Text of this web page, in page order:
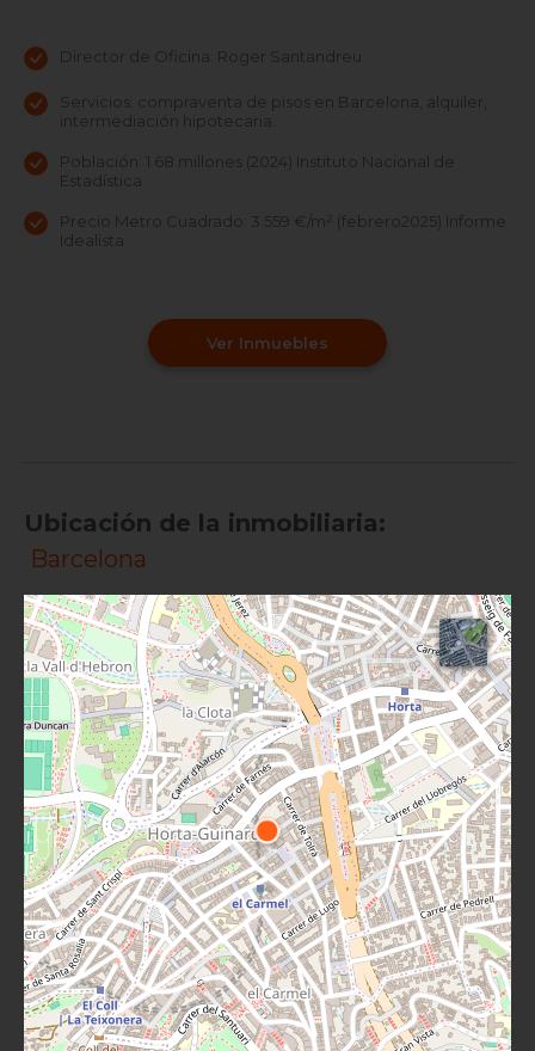
Director de Oficina: Roger Santandreu
Servicios: compraventa de pisos en Barcelona, alquiler,
intermediación hipotecaria.
Población: 1.68 millones (2024) Instituto Nacional de
Estadística
Precio Metro Cuadrado: 3.559 €/m² (febrero2025) Informe
Idealista
Ver Inmuebles
Ubicación de la inmobiliaria:
Barcelona